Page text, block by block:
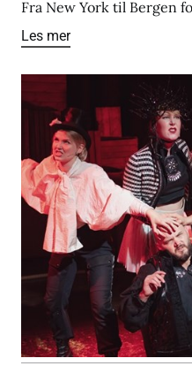
Fra New York til Bergen
Les mer